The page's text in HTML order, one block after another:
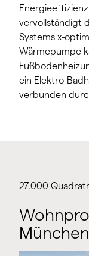
vervollständigt
Systems x-
Wärmepumpe
ein Elektro-
verbunden
27.000
München